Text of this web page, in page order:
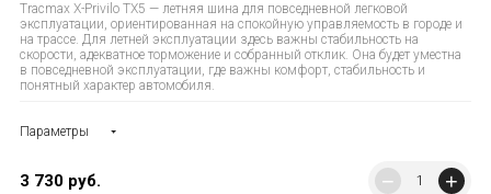
Tracmax X-Privilo TX5 — летняя шина для повседневной легковой
эксплуатации, ориентированная на спокойную управляемость в городе и
на трассе. Для летней эксплуатации здесь важны стабильность на
скорости, адекватное торможение и собранный отклик. Она будет уместна
в повседневной эксплуатации, где важны комфорт, стабильность и
понятный характер автомобиля.
Параметры
3 730 руб. − +